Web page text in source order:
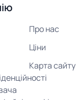
Про нас
Ціни
Карта сайту